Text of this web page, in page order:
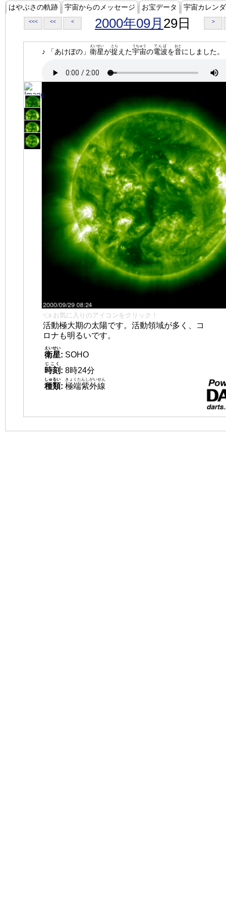
はやぶさの軌跡 宇宙からのメッセージ お宝データ 宇宙カレン
<<< << < 2000年09月 29日 >
♪ 「あけぼの」 衛星
えいせい
が捉
とら
えた宇宙
うちゅう
の電波
でんぱ
を音
おと
にしました。
👈 お気に入りのアイコンをクリック！
活動極大期の太陽です。活動領域が多く、コ
ロナも明るいです。
衛星
えいせい
: SOHO
時刻
じこく
: 8時24分
種類
しゅるい
: 極端紫外線
きょくたんしがいせん